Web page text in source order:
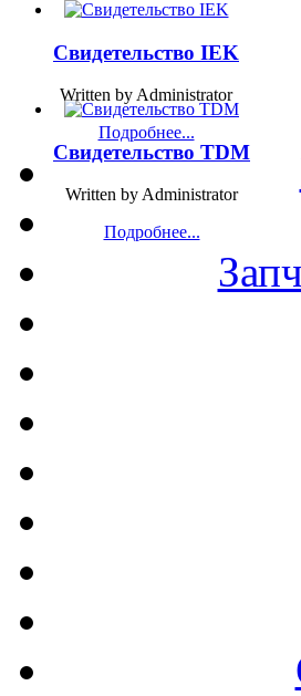
Свидетельство IEK
Written by Administrator
Подробнее...
Свидетельство TDM
Written by Administrator
Подробнее...